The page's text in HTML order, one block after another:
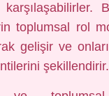
karşılaşabilirler.
toplumsal rol
gelişir ve
şekillendirir.